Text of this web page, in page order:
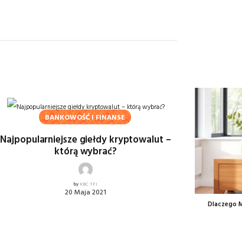
BANKOWOŚĆ I FINANSE
Najpopularniejsze giełdy kryptowalut –
którą wybrać?
by KBC TFI
20 Maja 2021
Dlaczego